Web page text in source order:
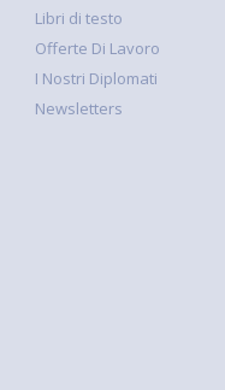
Libri di testo
Offerte Di Lavoro
I Nostri Diplomati
Newsletters